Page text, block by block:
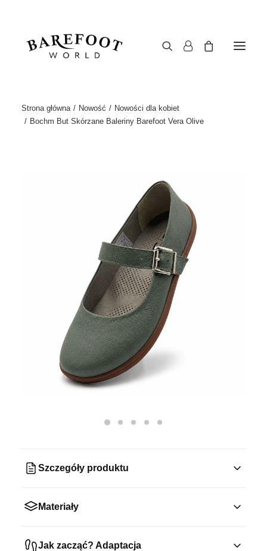
Strona główna Nowość
Nowości dla kobiet
Bochm But Skórzane Baleriny Barefoot Vera Olive
Szczegóły produktu
Materiały
Jak zacząć? Adaptacja